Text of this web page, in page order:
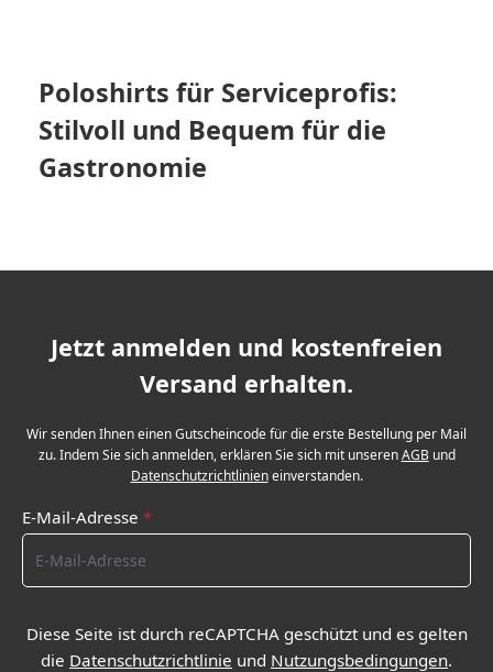
Poloshirts für Serviceprofis:
Stilvoll und Bequem für die
Gastronomie
Jetzt anmelden und kostenfreien
Versand erhalten.
Wir senden Ihnen einen Gutscheincode für die erste Bestellung per Mail
zu. Indem Sie sich anmelden, erklären Sie sich mit unserenAGBund
Datenschutzrichtlinieneinverstanden.
E-Mail-Adresse *
Diese Seite ist durch reCAPTCHA geschützt und es gelten
die Datenschutzrichtlinie und Nutzungsbedingungen.